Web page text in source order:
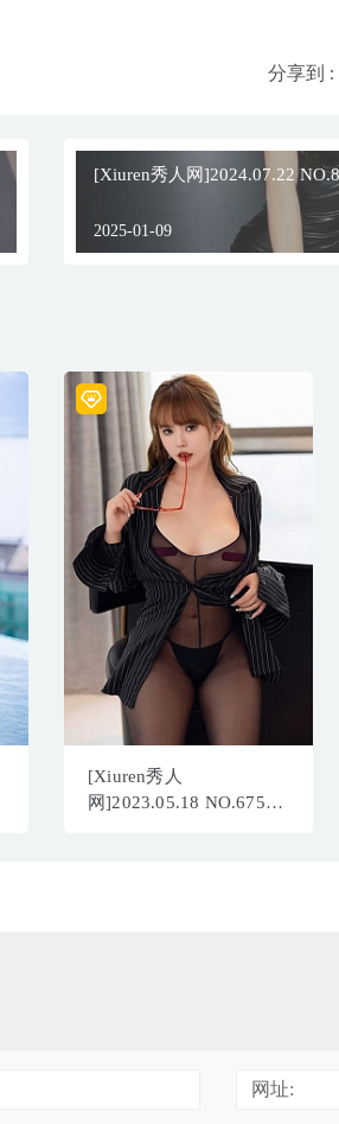
分享到 :
[Xiuren秀人网]2024.07.22
2025-01-09
[Xiuren秀人
网]2023.05.18 NO.6759
网址: